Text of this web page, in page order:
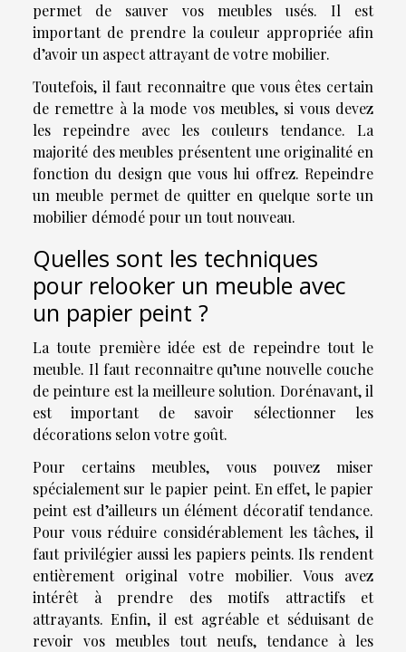
permet de sauver vos meubles usés. Il est
important de prendre la couleur appropriée afin
d’avoir un aspect attrayant de votre mobilier.
Toutefois, il faut reconnaitre que vous êtes certain
de remettre à la mode vos meubles, si vous devez
les repeindre avec les couleurs tendance. La
majorité des meubles présentent une originalité en
fonction du design que vous lui offrez. Repeindre
un meuble permet de quitter en quelque sorte un
mobilier démodé pour un tout nouveau.
Quelles sont les techniques
pour relooker un meuble avec
un papier peint ?
La toute première idée est de repeindre tout le
meuble. Il faut reconnaitre qu’une nouvelle couche
de peinture est la meilleure solution. Dorénavant, il
est important de savoir sélectionner les
décorations selon votre goût.
Pour certains meubles, vous pouvez miser
spécialement sur le papier peint. En effet, le papier
peint est d’ailleurs un élément décoratif tendance.
Pour vous réduire considérablement les tâches, il
faut privilégier aussi les papiers peints. Ils rendent
entièrement original votre mobilier. Vous avez
intérêt à prendre des motifs attractifs et
attrayants. Enfin, il est agréable et séduisant de
revoir vos meubles tout neufs, tendance à les